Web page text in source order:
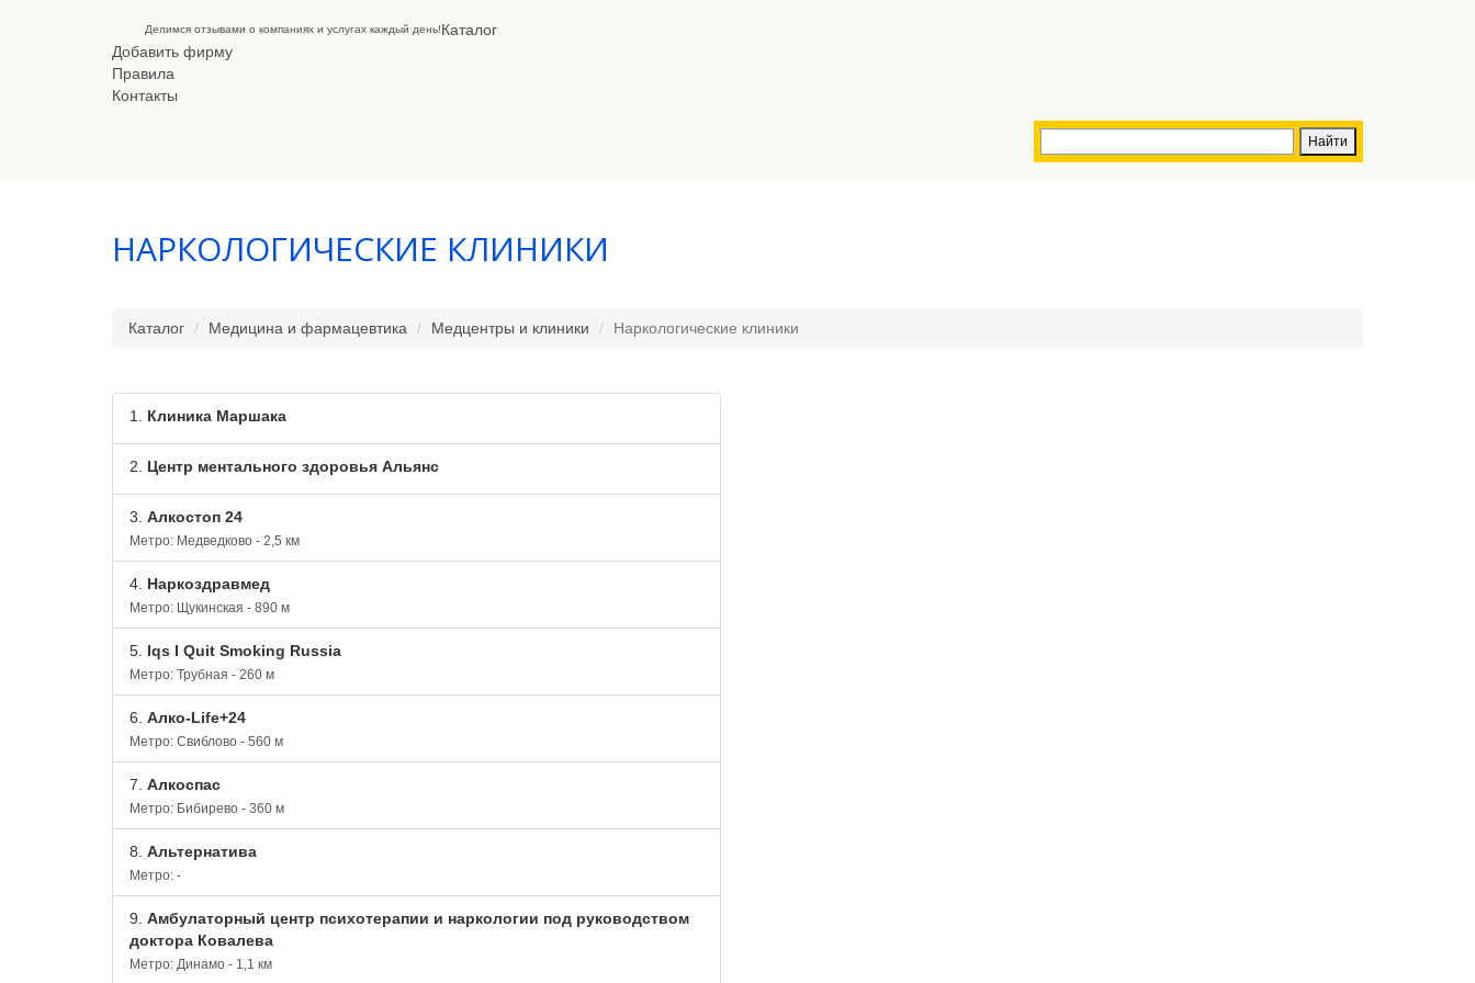
Делимся отзывами о компаниях и услугах каждый день!Каталог
Добавить фирму
Правила
Контакты
НАРКОЛОГИЧЕСКИЕ КЛИНИКИ
Каталог Медицина и фармацевтика Медцентры и клиники Наркологические клиники
1. Клиника Маршака
2. Центр ментального здоровья Альянс
3. Алкостоп 24
Метро: Медведково - 2,5 км
4. Наркоздравмед
Метро: Щукинская - 890 м
5. Iqs I Quit Smoking Russia
Метро: Трубная - 260 м
6. Алко-Life+24
Метро: Свиблово - 560 м
7. Алкоспас
Метро: Бибирево - 360 м
8. Альтернатива
Метро: -
9. Амбулаторный центр психотерапии и наркологии под руководством
доктора Ковалева
Метро: Динамо - 1,1 км